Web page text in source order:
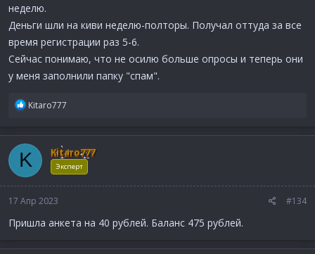
неделю.
Деньги шли на киви неделю-полторы. Получал оттуда за все
время регистрации раз 5-6.
Сейчас понимаю, что не осилю больше опросы и теперь они
у меня заполнили папку "спам".
Р
к
ц
и
и
Kitaro777
K Kitaro777
Эксперт
17 Апр 2023 #134
Пришла анкета на 40 рублей. Баланс 475 рублей.